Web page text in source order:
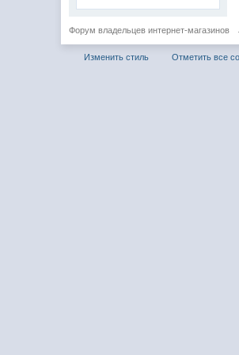
Форум владельцев интернет-магазинов
Изменить стиль Отметить все